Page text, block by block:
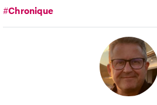
#Chronique